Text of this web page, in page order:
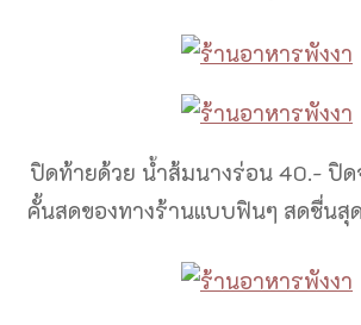
ปิดท้ายด้วย น้ำส้มนางร่อน 40.- ปิ
คั้นสดของทางร้านแบบฟินๆ สดชื่นสุ